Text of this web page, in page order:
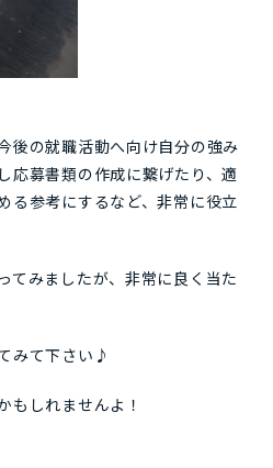
後の就職活動へ向け自分の強み
応募書類の作成に繋げたり、適
る参考にするなど、非常に役立
てみましたが、非常に良く当た
みて下さい♪
もしれませんよ！